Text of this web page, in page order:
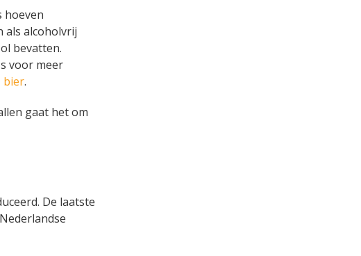
hoeven
als alcoholvrij
bevatten.
voor meer
bier.
gaat het om
De laatste